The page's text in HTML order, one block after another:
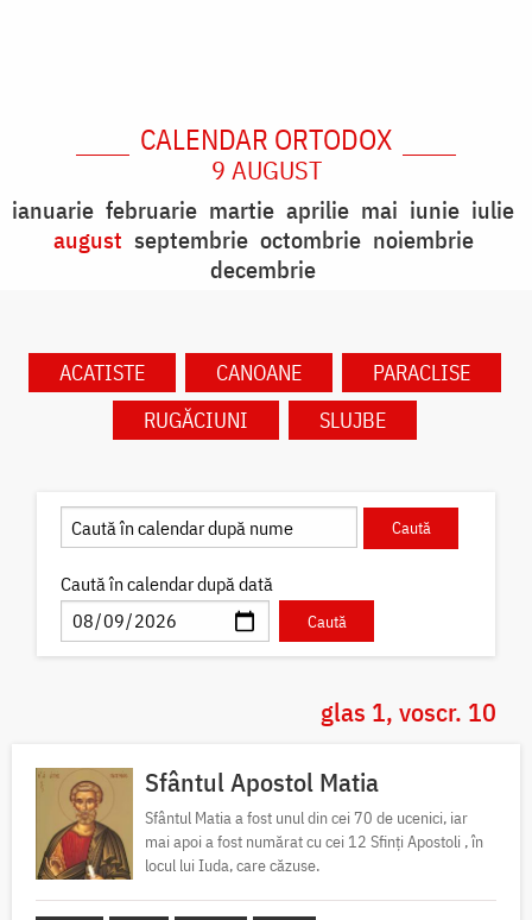
CALENDAR ORTODOX
9 AUGUST
ianuarie februarie martie aprilie mai iunie iulie
august septembrie octombrie noiembrie
decembrie
ACATISTE CANOANE
PARACLISE
RUGĂCIUNI
SLUJBE
Caută în calendar după dată
glas 1, voscr. 10
Sfântul Apostol Matia
Sfântul Matia a fost unul din cei 70 de ucenici, iar
mai apoi a fost numărat cu cei 12 Sfinți Apostoli , în
locul lui Iuda, care căzuse.